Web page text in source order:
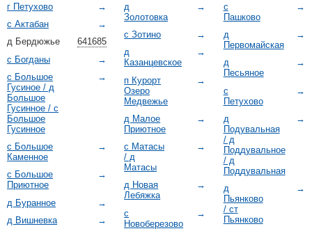
→
г Петухово
→
с Актабан
641685
д Бердюжье
→
с Богданы
→
с Большое
Гусиное / д
Большое
Гусинное / с
Большое
Гусинное
→
с Большое
Каменное
→
с Большое
Приютное
→
д Буранное
→
д Вишневка
→
д
Золотовка
→
с Зотино
→
д
Казанцевское
→
п Курорт
Озеро
Медвежье
→
д Малое
Приютное
→
с Матасы
/ д
Матасы
→
д Новая
Лебяжка
→
с
Новоберезово
→
с
Пашково
→
д
Первомайская
→
д
Песьяное
→
с
Петухово
→
д
Подувальная
/ д
Поддувальное
/ д
Поддувальная
→
д
Пьянково
/ ст
Пьянково